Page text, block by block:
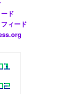
ド
ィード